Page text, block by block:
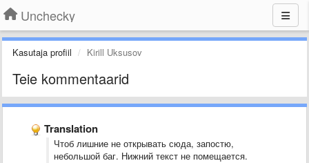
Unchecky
Kasutaja profiil Kirill Uksusov
Teie kommentaarid
Translation
Чтоб лишние не открывать сюда, запостю,
небольшой баг. Нижний текст не помещается.